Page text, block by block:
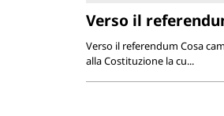
Verso il
Verso il referendum Cosa
alla Costituzione la cu...